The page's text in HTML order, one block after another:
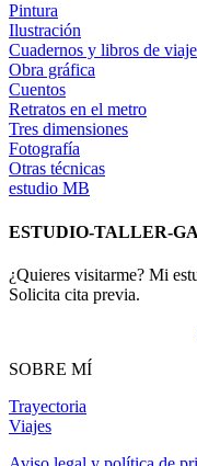
Pintura
Ilustración
Cuadernos y libros de viaje
Obra gráfica
Cuentos
Retratos en el metro
Tres dimensiones
Fotografía
Otras técnicas
estudio MB
ESTUDIO-TALLER-
¿Quieres visitarme? Mi
Solicita cita previa.
SOBRE MÍ
Trayectoria
Viajes